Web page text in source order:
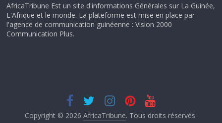
AfricaTribune Est un site d'informations Générales sur La Guinée,
L'Afrique et le monde. La plateforme est mise en place par
l'agence de communication guinéenne : Vision 2000
Communication Plus.
Copyright © 2026AfricaTribune. Tous droits réservés.